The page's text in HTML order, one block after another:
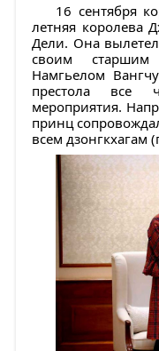
16 сентября
летняя королева
Дели. Она
своим
Намгьелом
престола все
мероприятия.
принц
всем дзонгкхагам